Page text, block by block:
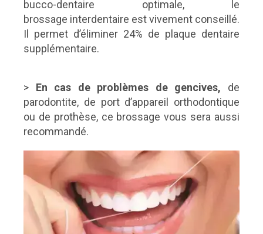
bucco-dentaire optimale, le
brossage interdentaire est vivement conseillé.
Il permet d’éliminer 24% de plaque dentaire
supplémentaire.
> En cas de problèmes de gencives, de
parodontite, de port d’appareil orthodontique
ou de prothèse, ce brossage vous sera aussi
recommandé.